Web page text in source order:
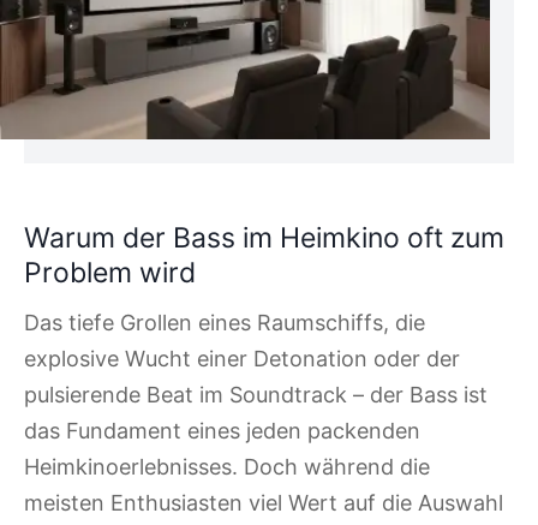
Warum der Bass im Heimkino oft zum
Problem wird
Das tiefe Grollen eines Raumschiffs, die
explosive Wucht einer Detonation oder der
pulsierende Beat im Soundtrack – der Bass ist
das Fundament eines jeden packenden
Heimkinoerlebnisses. Doch während die
meisten Enthusiasten viel Wert auf die Auswahl